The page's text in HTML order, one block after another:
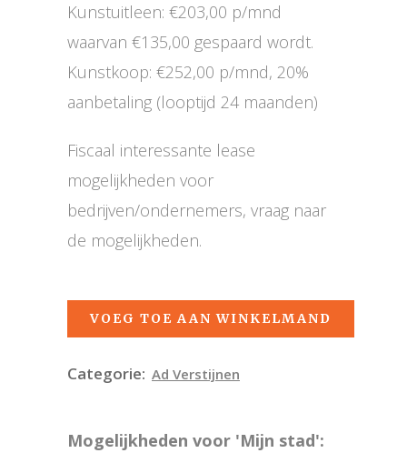
Kunstuitleen: €203,00 p/mnd
waarvan €135,00 gespaard wordt.
Kunstkoop: €252,00 p/mnd, 20%
aanbetaling (looptijd 24 maanden)
Fiscaal interessante lease
mogelijkheden voor
bedrijven/ondernemers, vraag naar
de mogelijkheden.
VOEG TOE AAN WINKELMAND
Categorie: Ad Verstijnen
Mogelijkheden voor 'Mijn stad':